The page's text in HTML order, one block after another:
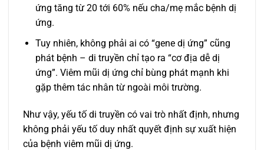
ứng tăng từ 20 tới 60% nếu cha/mẹ mắc bệnh dị
ứng.
Tuy nhiên, không phải ai có “gene dị ứng” cũng
phát bệnh – di truyền chỉ tạo ra “cơ địa dễ dị
ứng”. Viêm mũi dị ứng chỉ bùng phát mạnh khi
gặp thêm tác nhân từ ngoài môi trường.
Như vậy, yếu tố di truyền có vai trò nhất định, nhưng
không phải yếu tố duy nhất quyết định sự xuất hiện
của bệnh viêm mũi dị ứng.